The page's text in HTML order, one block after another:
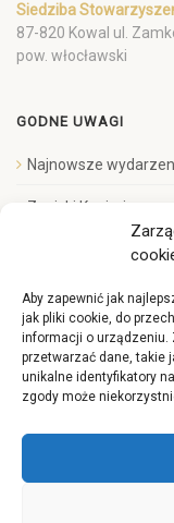
Aby zapewnić jak
jak pliki cookie, do
informacji o urządzeniu.
przetwarzać dane, takie
unikalne identyfikatory
zgody może
Siedziba
87-820 Kowal ul.
pow. włocławski
GODNE UWAGI
Najnowsze
Zapiski
Biblioteka Filmów
POLITYKA GDPR
Polityka prywatności